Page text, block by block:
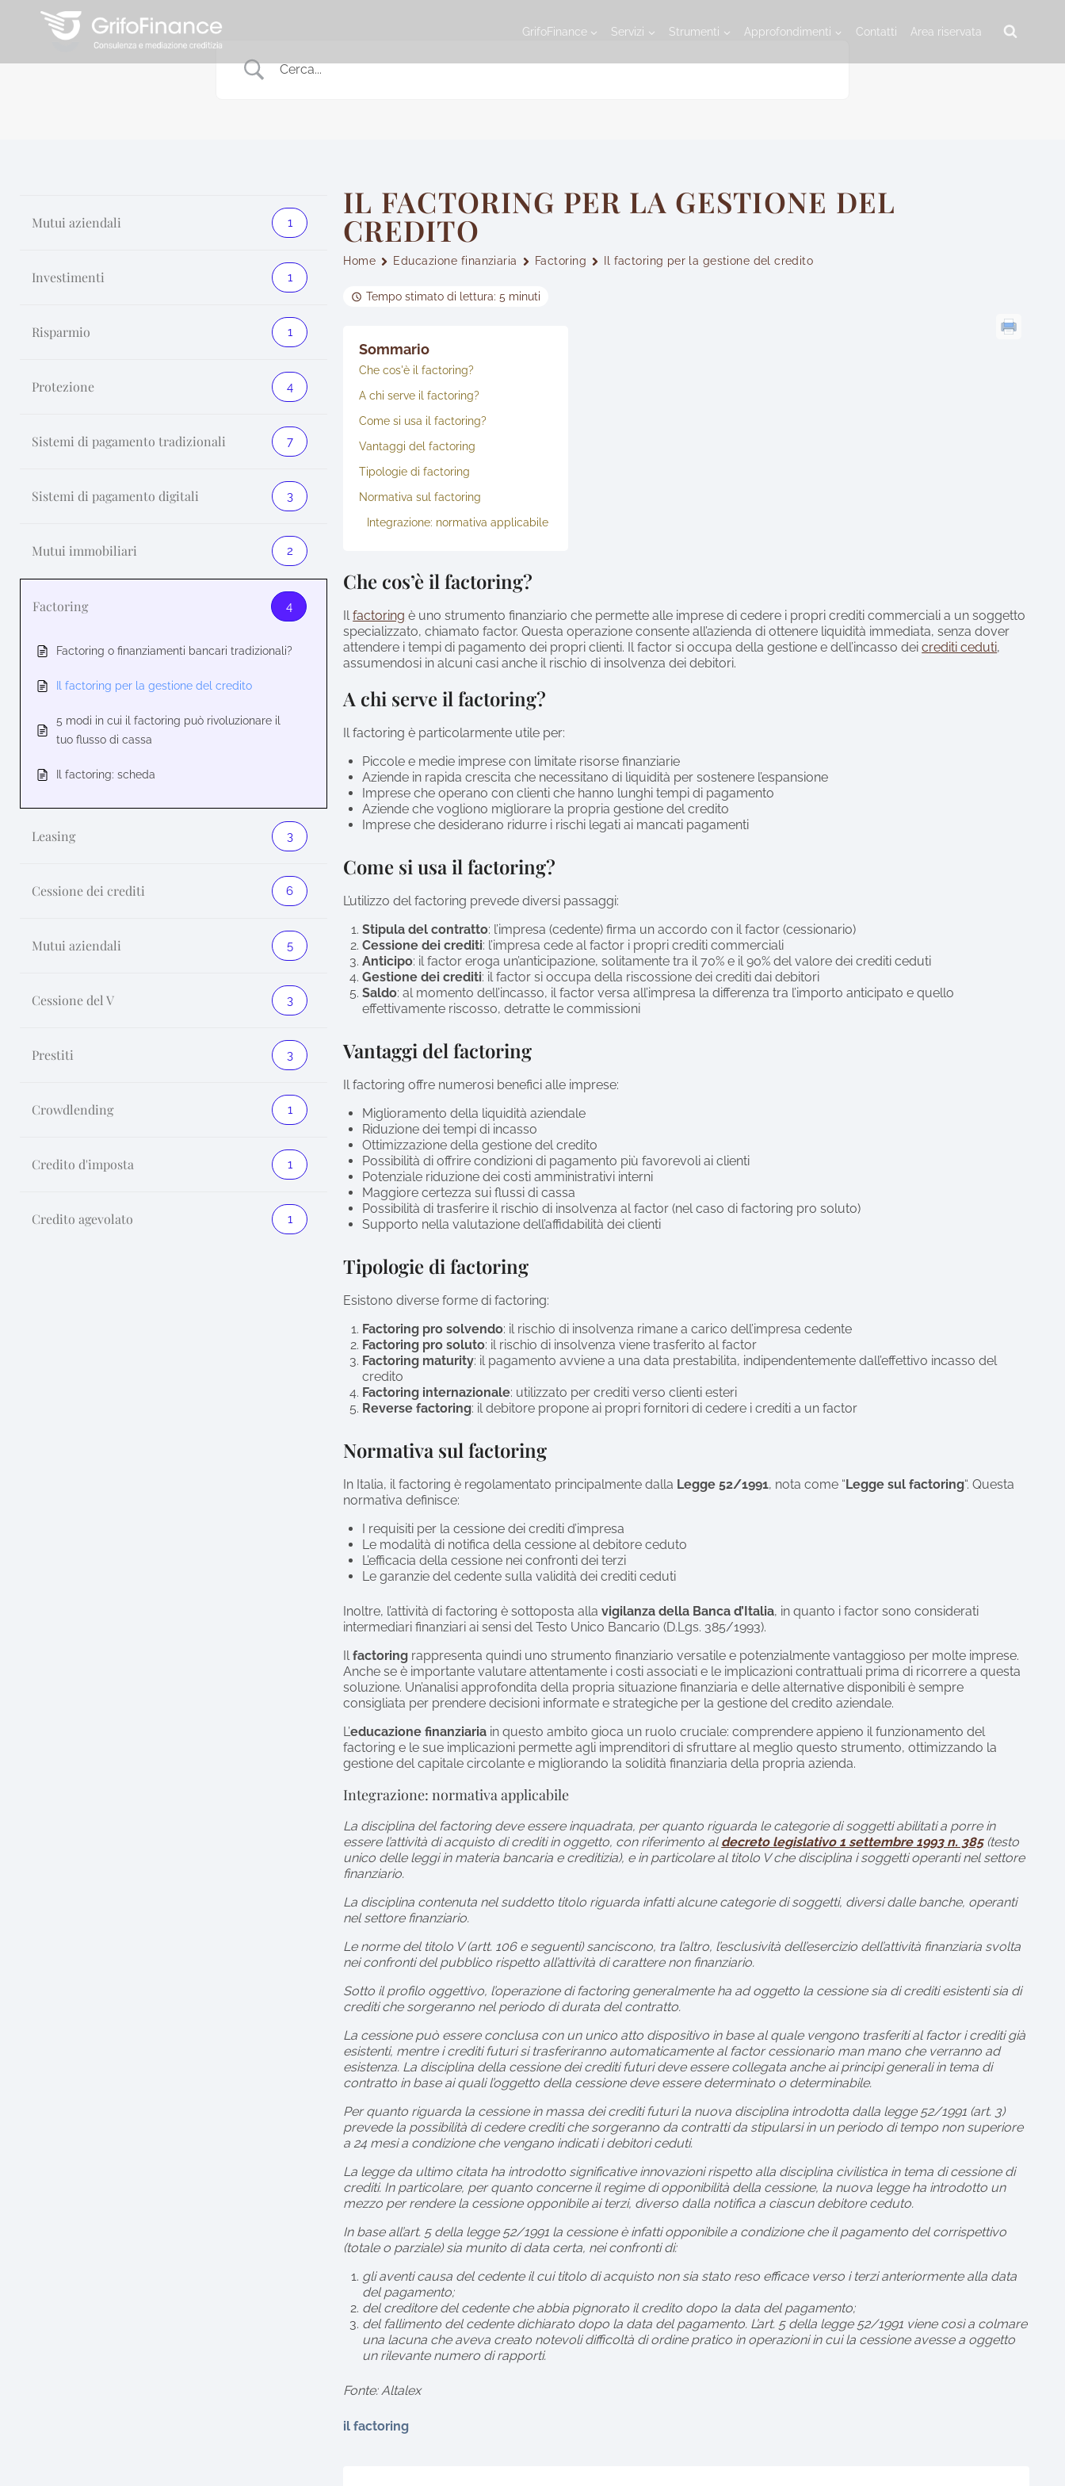
GrifoFinance Servizi Strumenti Approfondimenti Contatti Area riservata
Mutui aziendali 1
Investimenti 1
Risparmio 1
Protezione 4
Sistemi di pagamento tradizionali 7
Sistemi di pagamento digitali 3
Mutui immobiliari 2
Factoring 4
Factoring o finanziamenti bancari tradizionali?
Il factoring per la gestione del credito
5 modi in cui il factoring può rivoluzionare il
tuo flusso di cassa
Il factoring: scheda
Leasing 3
Cessione dei crediti 6
Mutui aziendali 5
Cessione del V 3
Prestiti 3
Crowdlending 1
Credito d'imposta 1
Credito agevolato 1
IL FACTORING PER LA GESTIONE DEL
CREDITO
Home Educazione finanziaria Factoring Il factoring per la gestione del credito
Tempo stimato di lettura: 5 minuti
Sommario
Che cos'è il factoring?
A chi serve il factoring?
Come si usa il factoring?
Vantaggi del factoring
Tipologie di factoring
Normativa sul factoring
Integrazione: normativa applicabile
Che cos’è il factoring?
Ilfactoring è uno strumento finanziario che permette alle imprese di cedere i propri crediti commerciali a un soggetto
specializzato, chiamato factor. Questa operazione consente all’azienda di ottenere liquidità immediata, senza dover
attendere i tempi di pagamento dei propri clienti. Il factor si occupa della gestione e dell’incasso deicrediti ceduti,
assumendosi in alcuni casi anche il rischio di insolvenza dei debitori.
A chi serve il factoring?
Il factoring è particolarmente utile per:
Piccole e medie imprese con limitate risorse finanziarie
Aziende in rapida crescita che necessitano di liquidità per sostenere l’espansione
Imprese che operano con clienti che hanno lunghi tempi di pagamento
Aziende che vogliono migliorare la propria gestione del credito
Imprese che desiderano ridurre i rischi legati ai mancati pagamenti
Come si usa il factoring?
L’utilizzo del factoring prevede diversi passaggi:
Stipula del contratto: l’impresa (cedente) firma un accordo con il factor (cessionario)
Cessione dei crediti: l’impresa cede al factor i propri crediti commerciali
Anticipo: il factor eroga un’anticipazione, solitamente tra il 70% e il 90% del valore dei crediti ceduti
Gestione dei crediti: il factor si occupa della riscossione dei crediti dai debitori
Saldo: al momento dell’incasso, il factor versa all’impresa la differenza tra l’importo anticipato e quello
effettivamente riscosso, detratte le commissioni
Vantaggi del factoring
Il factoring offre numerosi benefici alle imprese:
Miglioramento della liquidità aziendale
Riduzione dei tempi di incasso
Ottimizzazione della gestione del credito
Possibilità di offrire condizioni di pagamento più favorevoli ai clienti
Potenziale riduzione dei costi amministrativi interni
Maggiore certezza sui flussi di cassa
Possibilità di trasferire il rischio di insolvenza al factor (nel caso di factoring pro soluto)
Supporto nella valutazione dell’affidabilità dei clienti
Tipologie di factoring
Esistono diverse forme di factoring:
Factoring pro solvendo: il rischio di insolvenza rimane a carico dell’impresa cedente
Factoring pro soluto: il rischio di insolvenza viene trasferito al factor
Factoring maturity: il pagamento avviene a una data prestabilita, indipendentemente dall’effettivo incasso del
credito
Factoring internazionale: utilizzato per crediti verso clienti esteri
Reverse factoring: il debitore propone ai propri fornitori di cedere i crediti a un factor
Normativa sul factoring
In Italia, il factoring è regolamentato principalmente dalla Legge 52/1991, nota come “Legge sul factoring“. Questa
normativa definisce:
I requisiti per la cessione dei crediti d’impresa
Le modalità di notifica della cessione al debitore ceduto
L’efficacia della cessione nei confronti dei terzi
Le garanzie del cedente sulla validità dei crediti ceduti
Inoltre, l’attività di factoring è sottoposta allavigilanza della Banca d’Italia, in quanto i factor sono considerati
intermediari finanziari ai sensi del Testo Unico Bancario (D.Lgs. 385/1993).
Ilfactoring rappresenta quindi uno strumento finanziario versatile e potenzialmente vantaggioso per molte imprese.
Anche se è importante valutare attentamente i costi associati e le implicazioni contrattuali prima di ricorrere a questa
soluzione. Un’analisi approfondita della propria situazione finanziaria e delle alternative disponibili è sempre
consigliata per prendere decisioni informate e strategiche per la gestione del credito aziendale.
L’educazione finanziaria in questo ambito gioca un ruolo cruciale: comprendere appieno il funzionamento del
factoring e le sue implicazioni permette agli imprenditori di sfruttare al meglio questo strumento, ottimizzando la
gestione del capitale circolante e migliorando la solidità finanziaria della propria azienda.
Integrazione: normativa applicabile
La disciplina del factoring deve essere inquadrata, per quanto riguarda le categorie di soggetti abilitati a porre in
essere l’attività di acquisto di crediti in oggetto, con riferimento al decreto legislativo 1 settembre 1993 n. 385(testo
unico delle leggi in materia bancaria e creditizia), e in particolare al titolo V che disciplina i soggetti operanti nel settore
finanziario.
La disciplina contenuta nel suddetto titolo riguarda infatti alcune categorie di soggetti, diversi dalle banche, operanti
nel settore finanziario.
Le norme del titolo V (artt. 106 e seguenti) sanciscono, tra l’altro, l’esclusività dell’esercizio dell’attività finanziaria svolta
nei confronti del pubblico rispetto all’attività di carattere non finanziario.
Sotto il profilo oggettivo, l’operazione di factoring generalmente ha ad oggetto la cessione sia di crediti esistenti sia di
crediti che sorgeranno nel periodo di durata del contratto.
La cessione può essere conclusa con un unico atto dispositivo in base al quale vengono trasferiti al factor i crediti già
esistenti, mentre i crediti futuri si trasferiranno automaticamente al factor cessionario man mano che verranno ad
esistenza. La disciplina della cessione dei crediti futuri deve essere collegata anche ai principi generali in tema di
contratto in base ai quali l’oggetto della cessione deve essere determinato o determinabile.
Per quanto riguarda la cessione in massa dei crediti futuri la nuova disciplina introdotta dalla legge 52/1991 (art. 3)
prevede la possibilità di cedere crediti che sorgeranno da contratti da stipularsi in un periodo di tempo non superiore
a 24 mesi a condizione che vengano indicati i debitori ceduti.
La legge da ultimo citata ha introdotto significative innovazioni rispetto alla disciplina civilistica in tema di cessione di
crediti. In particolare, per quanto concerne il regime di opponibilità della cessione, la nuova legge ha introdotto un
mezzo per rendere la cessione opponibile ai terzi, diverso dalla notifica a ciascun debitore ceduto.
In base all’art. 5 della legge 52/1991 la cessione è infatti opponibile a condizione che il pagamento del corrispettivo
(totale o parziale) sia munito di data certa, nei confronti di:
gli aventi causa del cedente il cui titolo di acquisto non sia stato reso efficace verso i terzi anteriormente alla data
del pagamento;
del creditore del cedente che abbia pignorato il credito dopo la data del pagamento;
del fallimento del cedente dichiarato dopo la data del pagamento. L’art. 5 della legge 52/1991 viene così a colmare
una lacuna che aveva creato notevoli difficoltà di ordine pratico in operazioni in cui la cessione avesse a oggetto
un rilevante numero di rapporti.
Fonte: Altalex
il factoring